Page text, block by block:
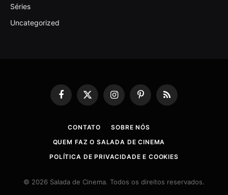
Séries
Uncategorized
Facebook
X
(Twitter)
InstagramPinterestRSS
CONTATO
SOBRE NÓS
QUEM FAZ O SALADA DE CINEMA
POLÍTICA DE PRIVACIDADE E COOKIES
© 2026 Salada de Cinema. Todos os direitos reservados.